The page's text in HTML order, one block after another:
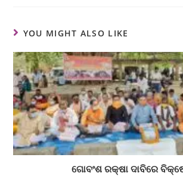
YOU MIGHT ALSO LIKE
ଗୋବଂଶ ରକ୍ଷା ଦାବିରେ